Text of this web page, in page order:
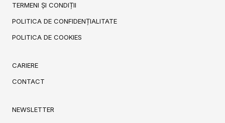
TERMENI ȘI CONDIȚII
POLITICA DE CONFIDENȚIALITATE
POLITICA DE COOKIES
CARIERE
CONTACT
NEWSLETTER